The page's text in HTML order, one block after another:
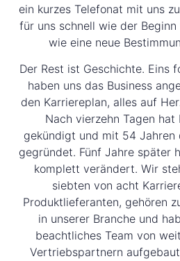
ein kurzes Telefonat mit uns
für uns schnell wie der
wie eine neue
Der Rest ist Geschichte. Eins
haben uns das Business
den Karriereplan, alles auf
Nach vierzehn Tagen hat
gekündigt und mit 54 Jahren
gegründet. Fünf Jahre später
komplett verändert. Wir
siebten von acht
Produktlieferanten, gehören
in unserer Branche und
beachtliches Team von
Vertriebspartnern